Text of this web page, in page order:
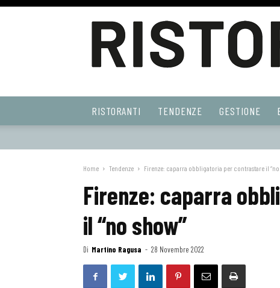
Web
RISTORANTI TENDENZE GESTIONE
Home Tendenze Firenze: caparra obbligatoria per contrastare il “no
Firenze: caparra
il “no show”
Di Martino Ragusa - 28 Novembre 2022